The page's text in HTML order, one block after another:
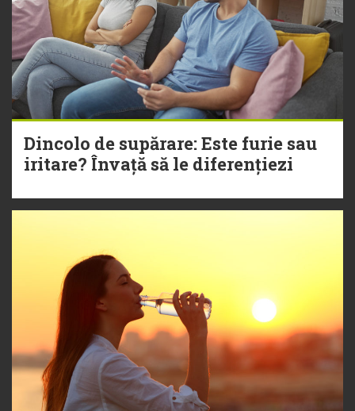
Dincolo de supărare: Este furie sau
iritare? Învață să le diferențiezi